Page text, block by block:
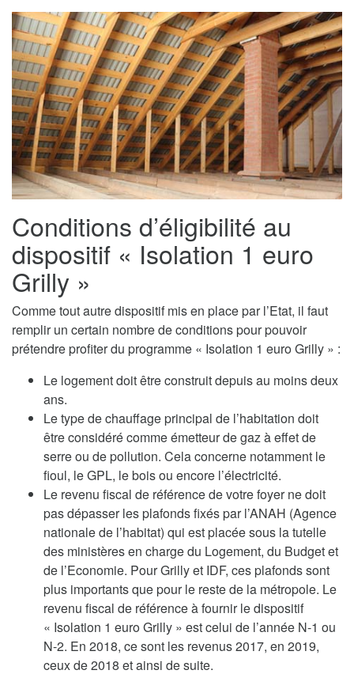
Conditions d’éligibilité au
dispositif « Isolation 1 euro
Grilly »
Comme tout autre dispositif mis en place par l’Etat, il faut
remplir un certain nombre de conditions pour pouvoir
prétendre profiter du programme « Isolation 1 euro Grilly » :
Le logement doit être construit depuis au moins deux
ans.
Le type de chauffage principal de l’habitation doit
être considéré comme émetteur de gaz à effet de
serre ou de pollution. Cela concerne notamment le
fioul, le GPL, le bois ou encore l’électricité.
Le revenu fiscal de référence de votre foyer ne doit
pas dépasser les plafonds fixés par l’ANAH (Agence
nationale de l’habitat) qui est placée sous la tutelle
des ministères en charge du Logement, du Budget et
de l’Economie. Pour Grilly et IDF, ces plafonds sont
plus importants que pour le reste de la métropole. Le
revenu fiscal de référence à fournir le dispositif
« Isolation 1 euro Grilly » est celui de l’année N-1 ou
N-2. En 2018, ce sont les revenus 2017, en 2019,
ceux de 2018 et ainsi de suite.